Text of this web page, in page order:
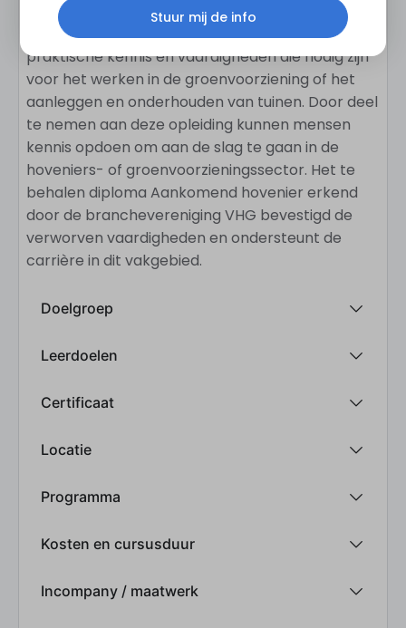
basisvaardigheden van het hoveniersvak bij te
brengen. Het richt zich op het ontwikkelen van
praktische kennis en vaardigheden die nodig zijn
voor het werken in de groenvoorziening of het
aanleggen en onderhouden van tuinen. Door deel
te nemen aan deze opleiding kunnen mensen
kennis opdoen om aan de slag te gaan in de
hoveniers- of groenvoorzieningssector. Het te
behalen diploma Aankomend hovenier erkend
door de branchevereniging VHG bevestigd de
verworven vaardigheden en ondersteunt de
carrière in dit vakgebied.
Doelgroep
Leerdoelen
Certificaat
Locatie
Programma
Kosten en cursusduur
Incompany / maatwerk
Stuur mij de info